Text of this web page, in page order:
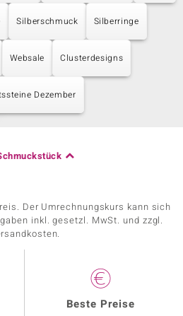
Silberschmuck Silberringe
Websale Clusterdesigns
Dezember
Der Umrechnungskurs kann sich
inkl. gesetzl. MwSt. und zzgl.
Beste Preise